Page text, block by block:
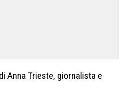
Anna Trieste, giornalista e